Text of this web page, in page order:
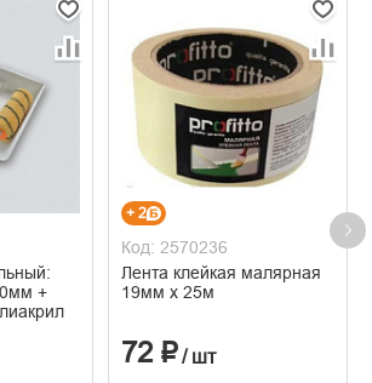
+
+ 2
Код: 2570236
Лента клейкая малярная
19мм х 25м
72 ₽/ шт